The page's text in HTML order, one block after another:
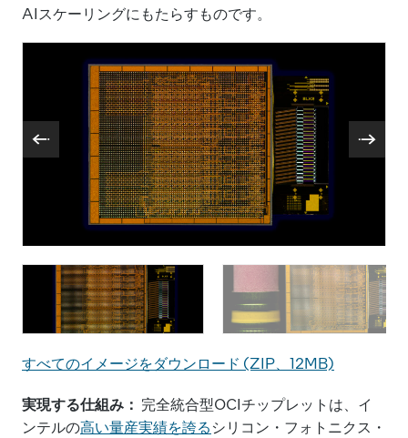
AIスケーリングにもたらすものです。
O grupo de soluções de fotônica integrada (IPS) da
Intel Corporation demonstrou o primeiro chiplet de
interconexão de computação óptica (OCI)
totalmente integrado do setor em conjunto com uma
da Intel permite entrada/saída óptica em conjunto em
aplicações de computação de alto desempenho.
(Crédito: Intel Corporation)
すべてのイメージをダウンロード (ZIP、12MB)
実現する仕組み： 完全統合型OCIチップレットは、イ
ンテルの高い量産実績を誇るシリコン・フォトニクス・